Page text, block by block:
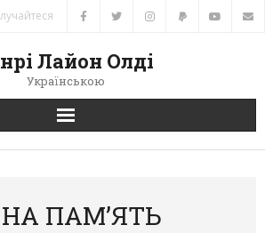
Лайон Олді
Українською
ПАМ’ЯТЬ